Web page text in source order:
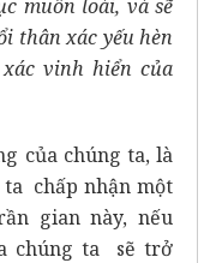
muôn loài, và sẽ
thân xác yếu hèn
vinh hiển của
chúng ta, là
chấp nhận một
gian này, nếu
chúng ta sẽ trở